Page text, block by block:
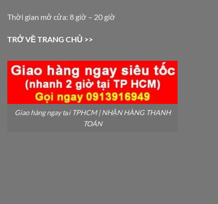
Thời gian mở cửa: 8 giờ – 20 giờ
TRỞ VỀ TRANG CHỦ >>
Giao hàng ngay tại TPHCM | NHẬN HÀNG THANH
TOÁN